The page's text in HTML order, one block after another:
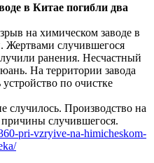
в Китае погибли два
на химическом заводе в
случившегося
ранения. Несчастный
На территории завода
по очистке
случилось. Производство на
случившегося.
pri-vzryive-na-himicheskom-